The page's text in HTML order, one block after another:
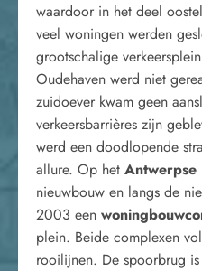
waardoor in het deel
veel woningen werden
grootschalige
Oudehaven werd niet
zuidoever kwam geen
verkeersbarrières zijn
werd een doodlopende
allure. Op het Antwerpse
nieuwbouw en langs de
2003 een
plein. Beide complexen
rooilijnen. De spoorbrug